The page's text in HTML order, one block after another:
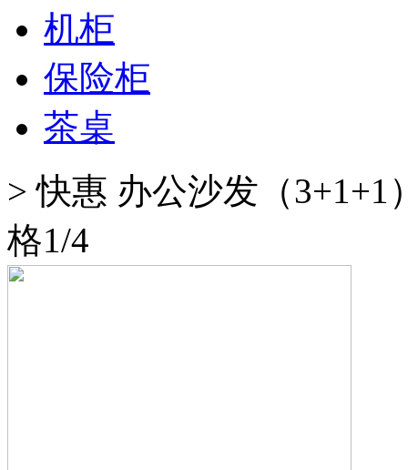
机柜
保险柜
茶桌
> 快惠 办公沙发（3+1+1
格1/4